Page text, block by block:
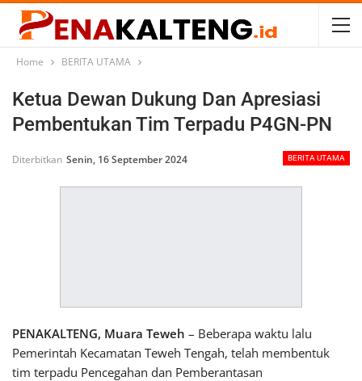
Home BERITA UTAMA
Ketua Dewan Dukung Dan Apresiasi
Pembentukan Tim Terpadu P4GN-PN
BERITA UTAMA
Diterbitkan Senin, 16 September 2024
PENAKALTENG, Muara Teweh – Beberapa waktu lalu
Pemerintah Kecamatan Teweh Tengah, telah membentuk
tim terpadu Pencegahan dan Pemberantasan